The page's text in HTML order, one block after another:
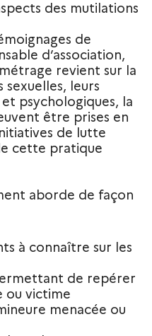
des mutilations
de
d’association,
revient sur la
leurs
psychologiques, la
être prises en
de lutte
cette pratique
aborde de façon
à connaître sur les
de repérer
ou victime
menacée ou